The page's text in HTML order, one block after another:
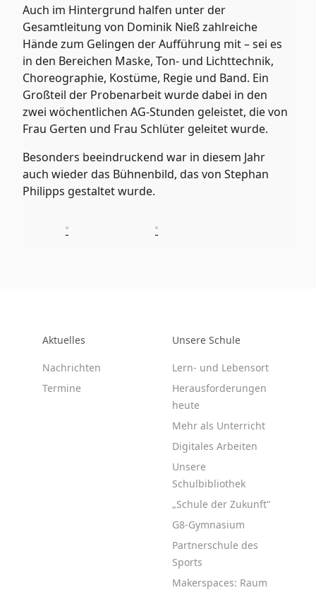
Auch im Hintergrund halfen unter der
Gesamtleitung von Dominik Nieß zahlreiche
Hände zum Gelingen der Aufführung mit – sei es
in den Bereichen Maske, Ton- und Lichttechnik,
Choreographie, Kostüme, Regie und Band. Ein
Großteil der Probenarbeit wurde dabei in den
zwei wöchentlichen AG-Stunden geleistet, die von
Frau Gerten und Frau Schlüter geleitet wurde.
Besonders beeindruckend war in diesem Jahr
auch wieder das Bühnenbild, das von Stephan
Philipps gestaltet wurde.
Aktuelles
Nachrichten
Termine
Unsere Schule
Lern- und Lebensort
Herausforderungen
heute
Mehr als Unterricht
Digitales Arbeiten
Unsere
Schulbibliothek
„Schule der Zukunft“
G8-Gymnasium
Partnerschule des
Sports
Makerspaces: Raum